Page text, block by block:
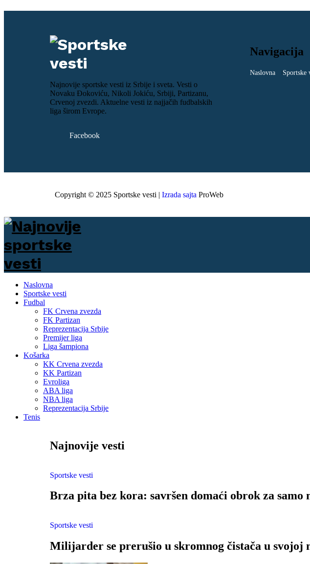
Najnovije sportske vesti iz Srbije i sveta. Vesti o
Novaku Đokoviću, Nikoli Jokiću, Srbiji, Partizanu,
Crvenoj zvezdi. Aktuelne vesti iz najjačih fudbalskih
liga širom Evrope.
Facebook
Navigacija
Naslovna Sportske
Copyright © 2025 Sportske vesti | Izrada sajta ProWeb
Naslovna
Sportske vesti
Fudbal
FK Crvena zvezda
FK Partizan
Reprezentacija Srbije
Premijer liga
Liga šampiona
Košarka
KK Crvena zvezda
KK Partizan
Evroliga
ABA liga
NBA liga
Reprezentacija Srbije
Tenis
Najnovije vesti
Sportske vesti
Brza pita bez kora: savršen domaći obrok za samo
Sportske vesti
Milijarder se prerušio u skromnog čistača u